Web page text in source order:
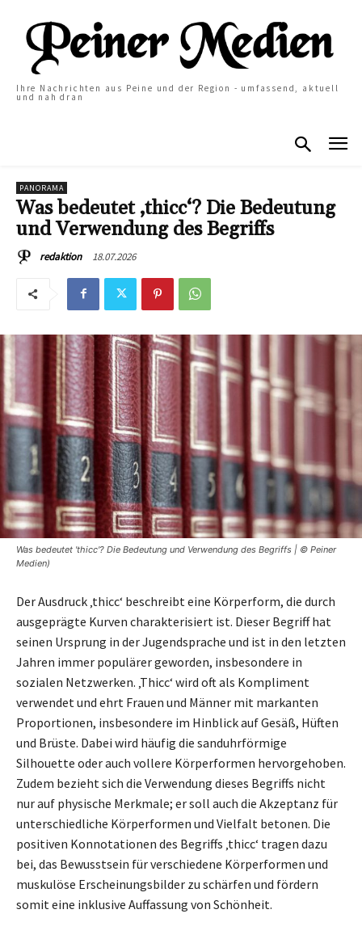
Ihre Nachrichten aus Peine und der Region - umfassend, aktuell
und nah dran
PANORAMA
Was bedeutet ‚thicc‘? Die Bedeutung
und Verwendung des Begriffs
redaktion 18.07.2026
Was bedeutet 'thicc'? Die Bedeutung und Verwendung des Begriffs | © Peiner
Medien)
Der Ausdruck ‚thicc‘ beschreibt eine Körperform, die durch
ausgeprägte Kurven charakterisiert ist. Dieser Begriff hat
seinen Ursprung in der Jugendsprache und ist in den letzten
Jahren immer populärer geworden, insbesondere in
sozialen Netzwerken. ‚Thicc‘ wird oft als Kompliment
verwendet und ehrt Frauen und Männer mit markanten
Proportionen, insbesondere im Hinblick auf Gesäß, Hüften
und Brüste. Dabei wird häufig die sanduhrförmige
Silhouette oder auch vollere Körperformen hervorgehoben.
Zudem bezieht sich die Verwendung dieses Begriffs nicht
nur auf physische Merkmale; er soll auch die Akzeptanz für
unterschiedliche Körperformen und Vielfalt betonen. Die
positiven Konnotationen des Begriffs ‚thicc‘ tragen dazu
bei, das Bewusstsein für verschiedene Körperformen und
muskulöse Erscheinungsbilder zu schärfen und fördern
somit eine inklusive Auffassung von Schönheit.